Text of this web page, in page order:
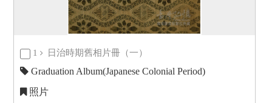
1 日治時期舊相片冊（一）
Graduation Album(Japanese Colonial Period)
照片